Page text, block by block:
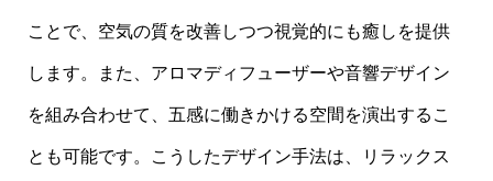
ことで、空気の質を改善しつつ視覚的にも癒しを提供
します。また、アロマディフューザーや音響デザイン
を組み合わせて、五感に働きかける空間を演出するこ
とも可能です。こうしたデザイン手法は、リラックス